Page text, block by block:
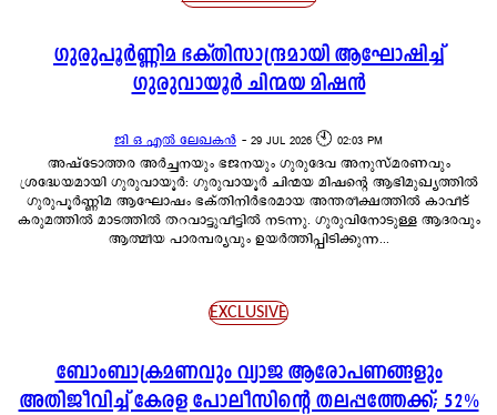
ഗുരുപൂർണ്ണിമ ഭക്തിസാന്ദ്രമായി ആഘോഷിച്ച്
ഗുരുവായൂർ ചിന്മയ മിഷൻ
ജി ഒ എൽ ലേഖകൻ - 29 JUL 2026 🕙 02:03 PM
അഷ്ടോത്തര അർച്ചനയും ഭജനയും ഗുരുദേവ അനുസ്മരണവും
ശ്രദ്ധേയമായി ഗുരുവായൂർ: ഗുരുവായൂർ ചിന്മയ മിഷന്റെ ആഭിമുഖ്യത്തിൽ
ഗുരുപൂർണ്ണിമ ആഘോഷം ഭക്തിനിർഭരമായ അന്തരീക്ഷത്തിൽ കാവീട്
കരുമത്തിൽ മാടത്തിൽ തറവാട്ടുവീട്ടിൽ നടന്നു. ഗുരുവിനോടുള്ള ആദരവും
ആത്മീയ പാരമ്പര്യവും ഉയർത്തിപ്പിടിക്കുന്ന...
EXCLUSIVE
ബോംബാക്രമണവും വ്യാജ ആരോപണങ്ങളും
അതിജീവിച്ച് കേരള പോലീസിന്റെ തലപ്പത്തേക്ക്; 52%